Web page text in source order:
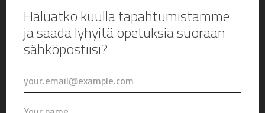
kirjan sisältö
ja tehdään profeetallisia harjoitteita. Kirjan voit hankkiatäältä
Lämpimästi tervetuloa kasvamaan profeetallisuudessa ja
KOULUTUSAIKATAULU:
tiistai-illat 31.3., 7.4. ja 14.4. klo 18 – 20.30